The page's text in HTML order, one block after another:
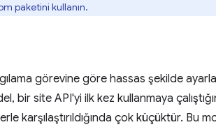
paketini kullanın.
görevine göre hassas şekilde
bir site API'yi ilk kez kullanmaya
karşılaştırıldığında çok küçüktür. Bu